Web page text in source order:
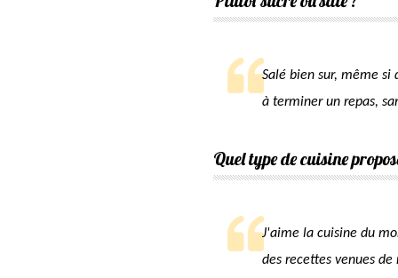
Salé bien sur, même si
à terminer un repas,
Quel type de cuisine
J'aime la cuisine du
des recettes venues